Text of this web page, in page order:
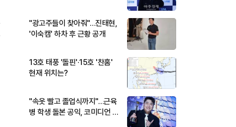
"광고주들이 찾아줘"…진태현,
'이숙캠' 하차 후 근황 공개
13호 태풍 '돌핀'·15호 '찬홈'
현재 위치는?
"속옷 빨고 졸업식까지"…근육
병 학생 돌본 공익, 코미디언 김